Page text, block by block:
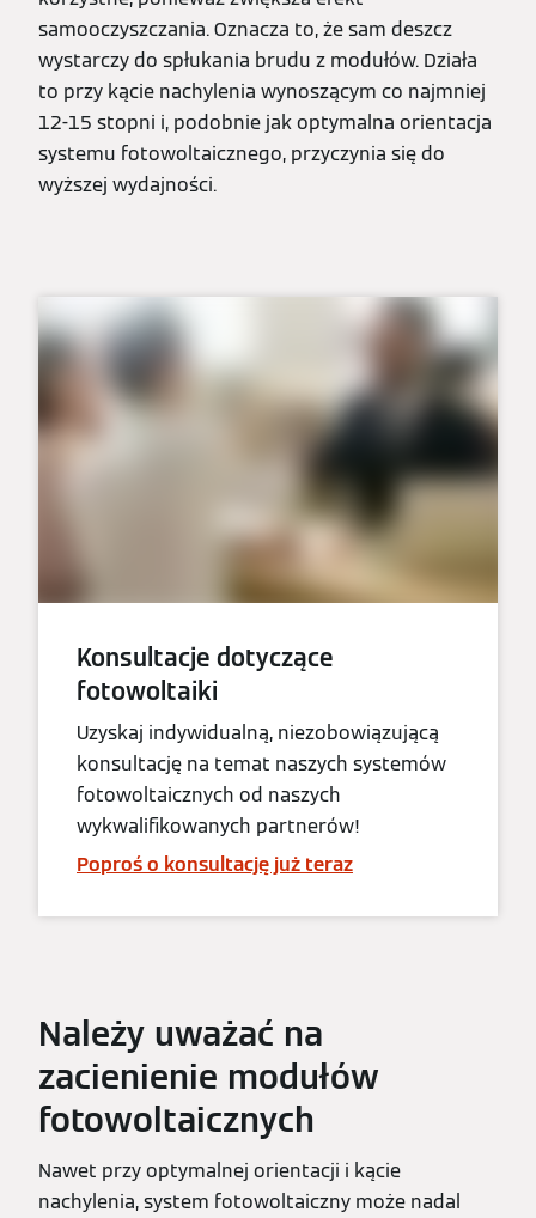
samooczyszczania. Oznacza to, że sam deszcz
wystarczy do spłukania brudu z modułów. Działa
to przy kącie nachylenia wynoszącym co najmniej
12-15 stopni i, podobnie jak optymalna orientacja
systemu fotowoltaicznego, przyczynia się do
wyższej wydajności.
Konsultacje dotyczące
fotowoltaiki
Uzyskaj indywidualną, niezobowiązującą
konsultację na temat naszych systemów
fotowoltaicznych od naszych
wykwalifikowanych partnerów!
Poproś o konsultację już teraz
Należy uważać na
zacienienie modułów
fotowoltaicznych
Nawet przy optymalnej orientacji i kącie
nachylenia, system fotowoltaiczny może nadal